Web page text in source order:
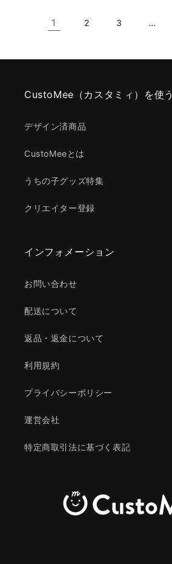
1 2 3 …
CustoMee（カスタミィ）を使う
デザイン済商品
CustoMeeとは
うちの子グッズ特集
クリエイター登録
インフォメーション
お問い合わせ
配送について
返品・返金について
利用規約
プライバシーポリシー
運営会社
特定商取引法に基づく表記